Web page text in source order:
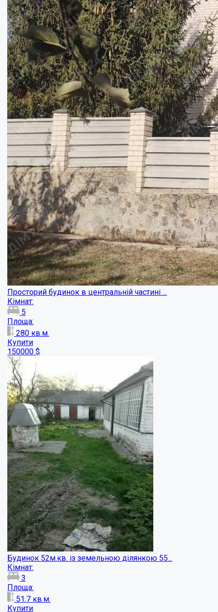
Будинок 52м.кв. із земельною ділянкою 55...
Кімнат:
3
Площа:
51.7кв.м.
Купити
12000 $
Сучасний котедж в місті!...
Кімнат:
6
Площа:
340 кв.м.
Купити